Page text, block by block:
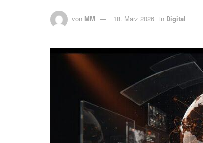
von MM 18. März 2026 in Digital